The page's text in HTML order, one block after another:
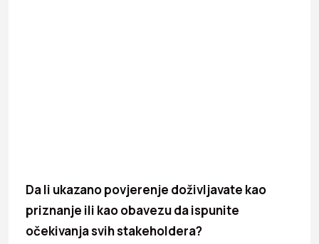
Da li ukazano povjerenje doživljavate kao
priznanje ili kao obavezu da ispunite
očekivanja svih stakeholdera?